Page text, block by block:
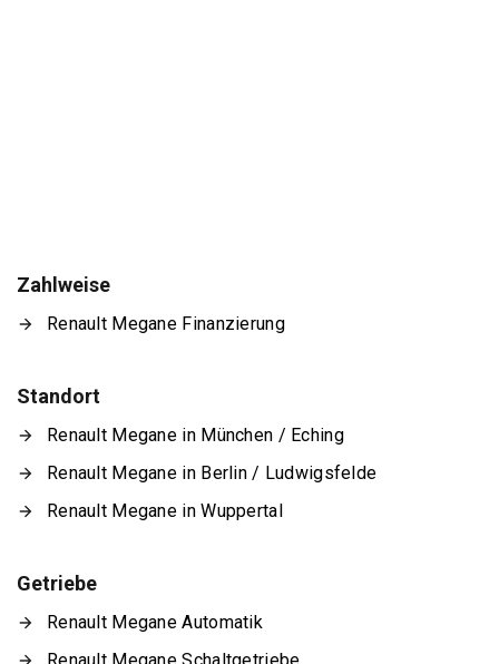
Zahlweise
Renault Megane Finanzierung
Standort
Renault Megane in München / Eching
Renault Megane in Berlin / Ludwigsfelde
Renault Megane in Wuppertal
Getriebe
Renault Megane Automatik